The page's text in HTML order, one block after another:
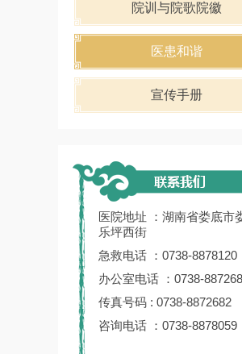
院训与院歌院徽
医患和谐
宣传手册
医院地址 ：湖南省娄底市
乐坪西街
急救电话 ：0738-8878120
办公室电话 ：0738-
传真号码 : 0738-8872682
咨询电话 ：0738-8878059